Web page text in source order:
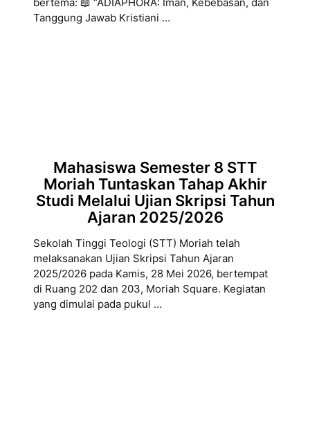
Tanggung Jawab Kristiani …
Mahasiswa Semester 8 STT
Moriah Tuntaskan Tahap Akhir
Studi Melalui Ujian Skripsi Tahun
Ajaran 2025/2026
Sekolah Tinggi Teologi (STT) Moriah telah
melaksanakan Ujian Skripsi Tahun Ajaran
2025/2026 pada Kamis, 28 Mei 2026, bertempat
di Ruang 202 dan 203, Moriah Square. Kegiatan
yang dimulai pada pukul …